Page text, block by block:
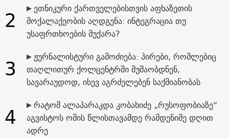
2
ეთნიკური ქართველებისთვის აფხაზეთის
მოქალაქეობის აღდგენა: ინტეგრაცია თუ
უსაფრთხოების მუქარა?
3
ჟურნალისტური გამოძიება: პირები, რომლებიც
თაღლითურ ქოლცენტრში მუშაობდნენ,
სავარაუდოდ, ისევ აგრძელებენ საქმიანობას
4
რატომ ალაპარაკდა კობახიძე „რუსოფობიაზე“
აგვისტოს ომის წლისთავამდე რამდენიმე დღით
ადრე